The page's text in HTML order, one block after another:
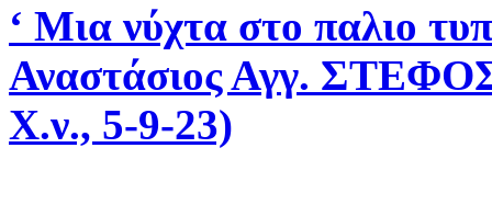
‘ Μια νύχτα στο παλιο
Αναστάσιος Αγγ.
Χ.ν., 5-9-23)